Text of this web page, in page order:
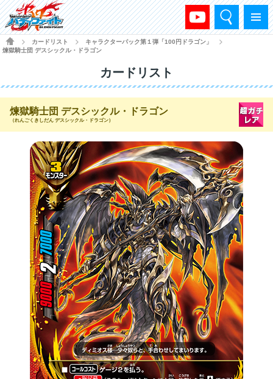
メニュー
検索
HOME
カードリスト キャラクターパック第１弾「100円ドラゴン」
煉獄騎士団 デスシックル・ドラゴン
カードリスト
煉獄騎士団 デスシックル・ドラゴン
（れんごくきしだん デスシックル・ドラゴン）